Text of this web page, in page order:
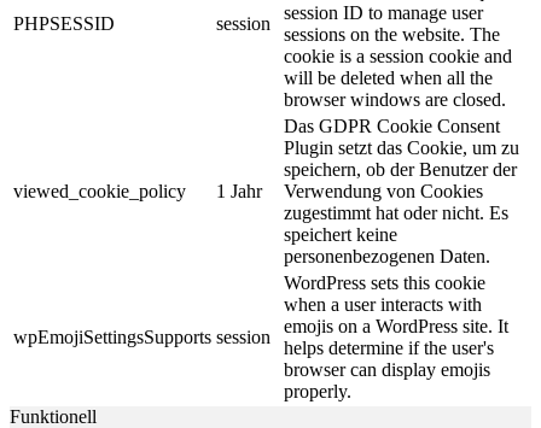
PHPSESSID session
session ID to manage user
sessions on the website. The
cookie is a session cookie and
will be deleted when all the
browser windows are closed.
viewed_cookie_policy 1 Jahr
Das GDPR Cookie Consent
Plugin setzt das Cookie, um zu
speichern, ob der Benutzer der
Verwendung von Cookies
zugestimmt hat oder nicht. Es
speichert keine
personenbezogenen Daten.
wpEmojiSettingsSupports session
WordPress sets this cookie
when a user interacts with
emojis on a WordPress site. It
helps determine if the user's
browser can display emojis
properly.
Funktionell